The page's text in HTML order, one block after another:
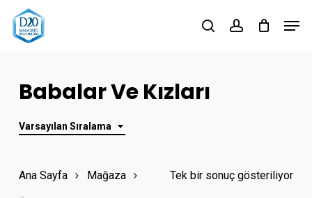
Skip
searchaccount
Babalar Ve Kızları
Varsayılan Sıralama
Tek bir sonuç gösteriliyor
Ana Sayfa Mağaza